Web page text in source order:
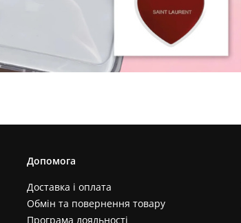
Допомога
Доставка і оплата
Обмін та повернення товару
Програма лояльності